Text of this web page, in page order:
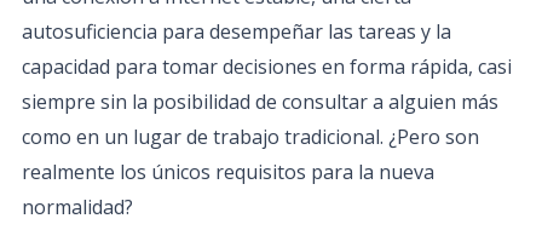
autosuficiencia para desempeñar las tareas y la
capacidad para tomar decisiones en forma rápida, casi
siempre sin la posibilidad de consultar a alguien más
como en un lugar de trabajo tradicional. ¿Pero son
realmente los únicos requisitos para la nueva
normalidad?